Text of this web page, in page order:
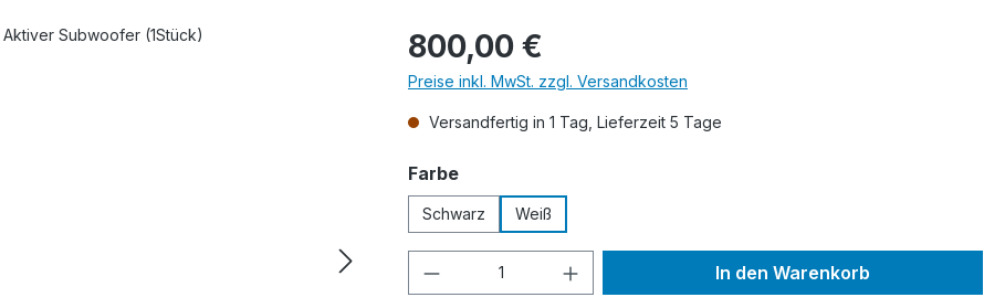
Regulärer Preis:
800,00 €
Preise inkl. MwSt. zzgl. Versandkosten
Versandfertig in 1 Tag, Lieferzeit 5 Tage
Farbeauswählen
Schwarz Weiß
Produkt Anzahl: Gib den gewünschten Wert
In den Warenkorb